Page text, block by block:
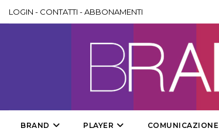
LOGIN - CONTATTI -ABBONAMENTI
BRAND PLAYER COMUNICAZIONE